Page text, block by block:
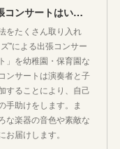
幼稚園・保育園への出張コンサートはいかがですか♪
をたくさん取り入れ
"による出張コンサー
」を幼稚園・保育園な
ンサートは演奏者と子
することにより、自己
手助けをします。ま
な楽器の音色や素敵な
届けします。